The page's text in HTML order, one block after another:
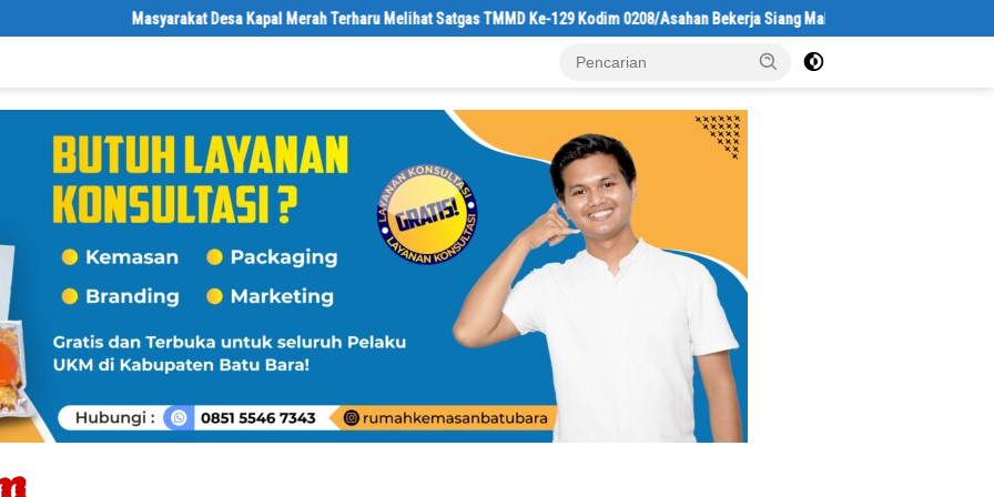
Masyarakat Desa Kapal Merah Terharu Melihat Satgas TMMD Ke-129 Kodim 0208/Asahan Bekerja Siang Malam Demi Renovasi Mushollah Al